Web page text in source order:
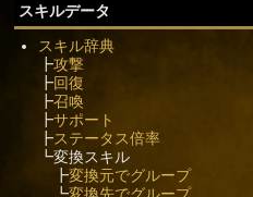
スキルデータ
スキル辞典
┣攻撃
┣回復
┣召喚
┣サポート
┣ステータス倍率
┗変換スキル
┣変換元でグループ